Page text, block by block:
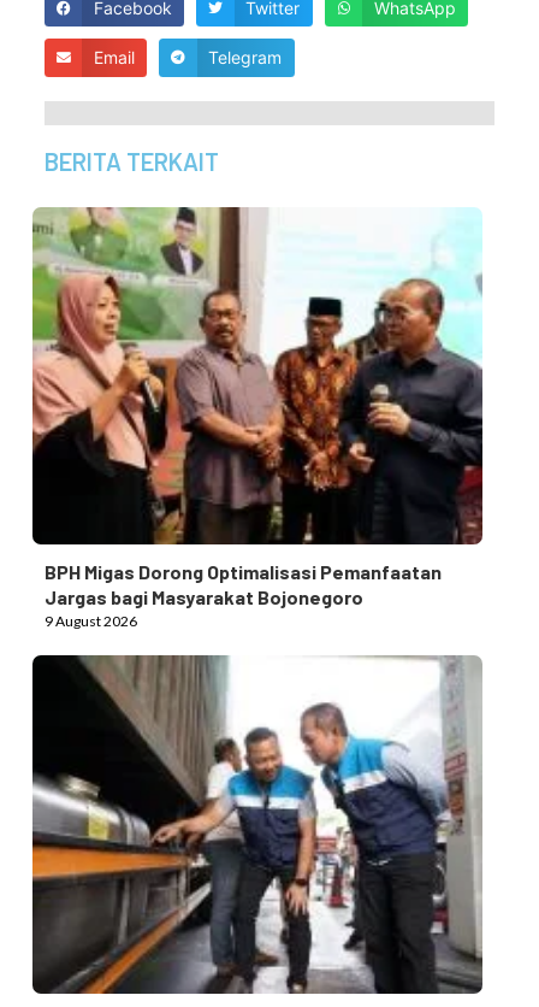
Facebook Twitter WhatsApp
Email Telegram
BERITA TERKAIT
BPH Migas Dorong Optimalisasi Pemanfaatan
Jargas bagi Masyarakat Bojonegoro
9 August 2026